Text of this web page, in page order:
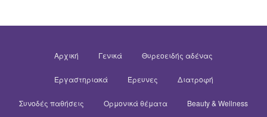
Αρχική Γενικά Θυρεοειδής αδένας
Εργαστηριακά Έρευνες Διατροφή
Συνοδές παθήσεις Ορμονικά θέματα Beauty & Wellness